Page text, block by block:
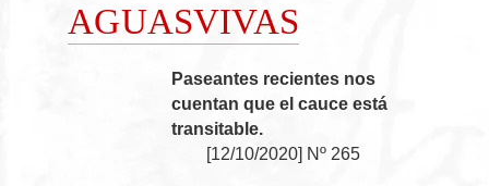
AGUASVIVAS
Paseantes recientes nos
cuentan que el cauce está
transitable.
[12/10/2020] Nº 265